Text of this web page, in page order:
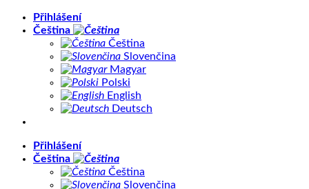
PřeskočitPřihlášení
Čeština
Čeština
Slovenčina
Magyar
Polski
English
Deutsch
Přihlášení
Čeština
Čeština
Slovenčina